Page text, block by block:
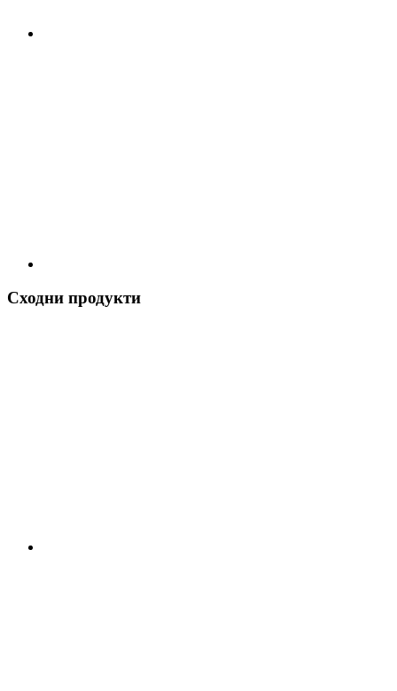
Сходни продукти